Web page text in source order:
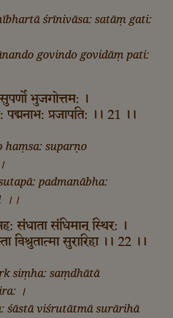
śrīnivāsa: satāṃ gati:
govindo govidāṃ pati:
भुजगोत्तम: ।
प्रजापति: ।। 21 ।।
haṃsa: suparṇo
padmanābha:
।।
संधाता संधिमान्‌ स्थिर: ।
विश्रुतात्मा सुरारिहा ।। 22 ।।
siṃha: saṃdhātā
।
śāstā viśrutātmā surārihā